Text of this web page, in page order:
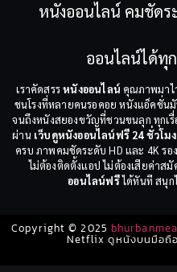
หนังออนไลน์ คมชัดร
ออนไลน์ได้ทุ
เราคัดสรรหนังออนไลน์ คุณภาพมาไ
ชนโรงที่หลายคนรอคอย หนังแอ็คชั่น
จนถึงหนังสยองขวัญที่ชวนขนลุก ทุกเ
ผ่าน เว็บดูหนังออนไลน์ฟรี 24 ชั่วโมง
ครบ ภาพคมชัดระดับ HD และ 4K รอ
ไม่ต้องติดตั้งแอป ไม่ต้องเสียค่าส
ออนไลน์ฟรีได้ทันที สนุก
Copyright © 2025
Netflix ดูหนังบนมือถื